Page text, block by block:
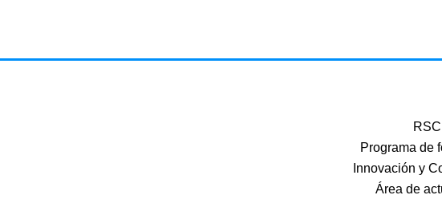
RSC
Programa de
Innovación y
Área de